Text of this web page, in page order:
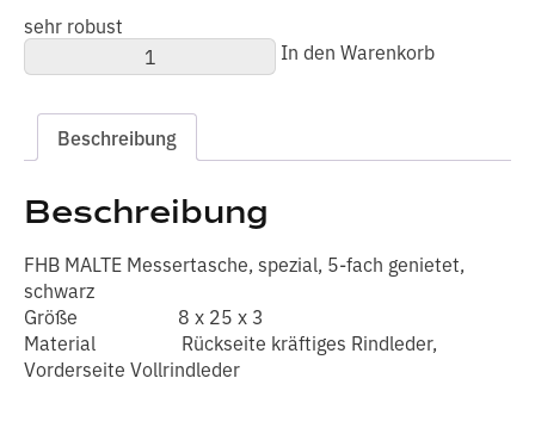
sehr robust
FHB
MALTE
spezial
Menge
In den Warenkorb
Beschreibung
Beschreibung
FHB MALTE Messertasche, spezial, 5-fach genietet,
schwarz
Größe 8 x 25 x 3
Material Rückseite kräftiges Rindleder,
Vorderseite Vollrindleder